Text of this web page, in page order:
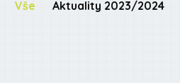
Aktuality 2023/2024
Vše